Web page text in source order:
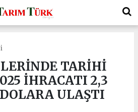
TARİHİ
İHRACATI 2,3
ULAŞTI